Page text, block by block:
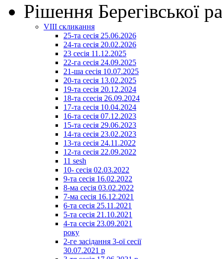
Рішення Берегівської
VIII скликання
25-та сесія 25.06.2026
24-та сесія 20.02.2026
23 сесія 11.12.2025
22-га сесія 24.09.2025
21-ша сесія 10.07.2025
20-та сесія 13.02.2025
19-та сесія 20.12.2024
18-та ссесія 26.09.2024
17-та сесія 10.04.2024
16-та сесія 07.12.2023
15-та сесія 29.06.2023
14-та сесія 23.02.2023
13-та сесія 24.11.2022
12-та сесія 22.09.2022
11 sesh
10- сесія 02.03.2022
9-та сесія 16.02.2022
8-ма сесія 03.02.2022
7-ма сесія 16.12.2021
6-та сесія 25.11.2021
5-та сесія 21.10.2021
4-та сесія 23.09.2021
року
2-ге засідання 3-ої сесії
30.07.2021 р